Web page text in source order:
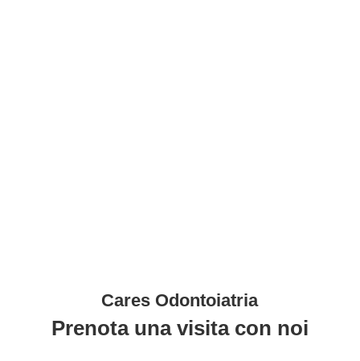
Cares Odontoiatria
Prenota una visita con noi